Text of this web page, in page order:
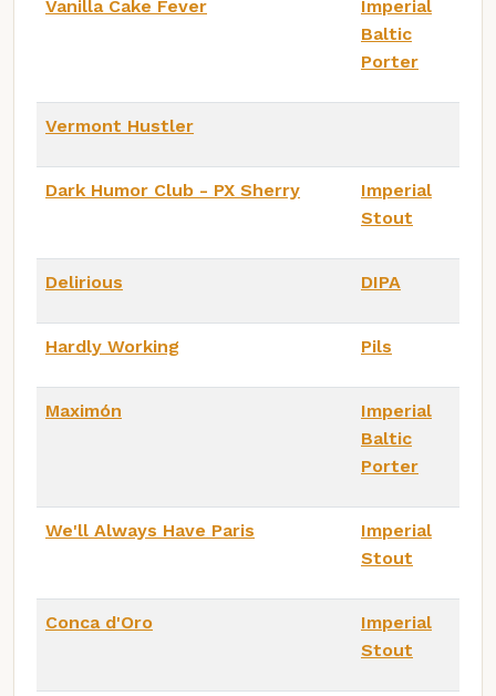
Vanilla Cake Fever
Imperial
Baltic
Porter
Vermont Hustler
Dark Humor Club - PX Sherry
Imperial
Stout
Delirious DIPA
Hardly Working Pils
Maximón
Imperial
Baltic
Porter
We'll Always Have Paris
Imperial
Stout
Conca d'Oro
Imperial
Stout